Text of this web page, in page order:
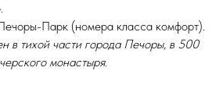
Парк (номера класса комфорт).
в тихой части города Печоры, в 500
монастыря.